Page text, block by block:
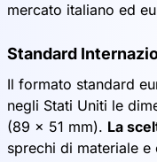
mercato italiano ed
Standard
Il formato standard
negli Stati Uniti le
(89 x 51 mm). La
sprechi di materiale